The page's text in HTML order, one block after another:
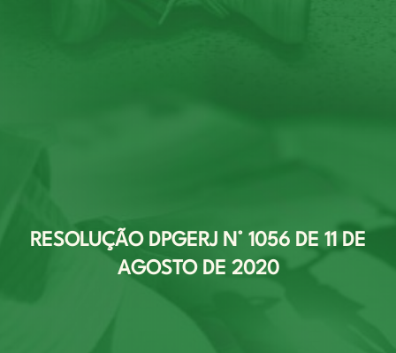
RESOLUÇÃO DPGERJ N° 1056 DE 11 DE
AGOSTO DE 2020